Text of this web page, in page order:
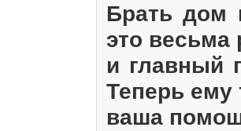
Брать дом
это весьма
и главный
Теперь ему
ваша